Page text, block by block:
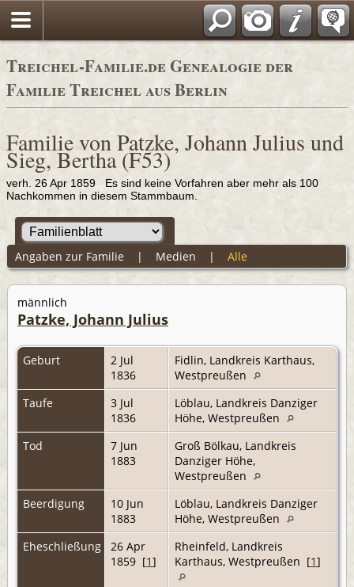
Adressbücher
Treichel-Familie.de Genealogie der
Familie Treichel aus Berlin
Familie von Patzke, Johann Julius und
Sieg, Bertha (F53)
verh. 26 Apr 1859 Es sind keine Vorfahren aber mehr als 100
Nachkommen in diesem Stammbaum.
Angaben zur Familie | Medien | Alle
männlich
Patzke, Johann Julius
Geburt
2 Jul
1836
Fidlin, Landkreis Karthaus,
Westpreußen
Taufe
3 Jul
1836
Löblau, Landkreis Danziger
Höhe, Westpreußen
Tod
7 Jun
1883
Groß Bölkau, Landkreis
Danziger Höhe,
Westpreußen
Beerdigung
10 Jun
1883
Löblau, Landkreis Danziger
Höhe, Westpreußen
Eheschließung
26 Apr
1859 [1]
Rheinfeld, Landkreis
Karthaus, Westpreußen [1]